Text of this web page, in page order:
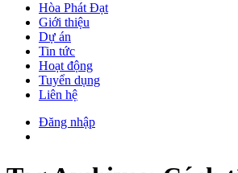
Hòa Phát Đạt
Giới thiệu
Dự án
Tin tức
Hoạt động
Tuyển dụng
Liên hệ
Đăng nhập